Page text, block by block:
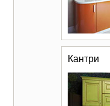
Кантри